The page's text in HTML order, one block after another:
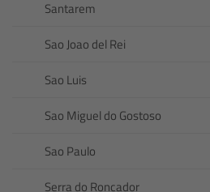
Santarem
Sao Joao del Rei
Sao Luis
Sao Miguel do Gostoso
Sao Paulo
Serra do Roncador